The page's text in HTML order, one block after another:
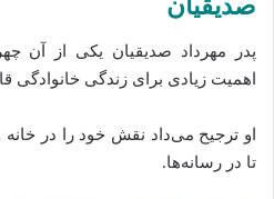
صدیقیان
پدر مهرداد صدیقیان یکی از آن
اهمیت زیادی برای زندگی خانوادگی
او ترجیح می‌داد نقش خود را در خانه
تا در رسانه‌ها.